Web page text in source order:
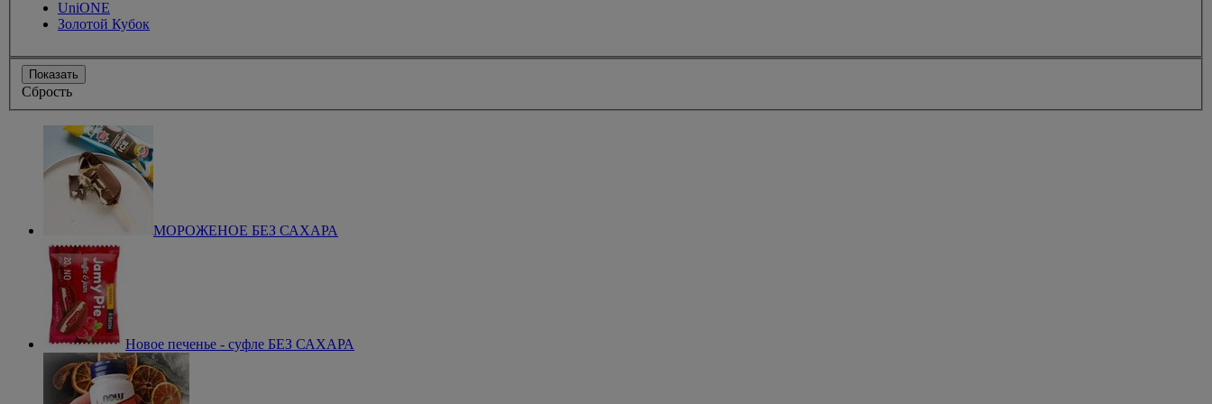
UniONE
Золотой Кубок
Показать
Сбрость
МОРОЖЕНОЕ БЕЗ САХАРА
Новое печенье - суфле БЕЗ САХАРА